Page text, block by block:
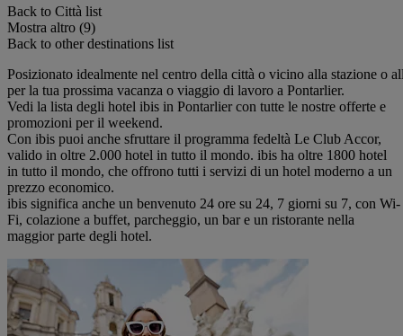
Back to Città list
Mostra altro (9)
Back to other destinations list
Posizionato idealmente nel centro della città o vicino alla stazione o
per la tua prossima vacanza o viaggio di lavoro a Pontarlier.
Vedi la lista degli hotel ibis in Pontarlier con tutte le nostre offerte e
promozioni per il weekend.
Con ibis puoi anche sfruttare il programma fedeltà Le Club Accor,
valido in oltre 2.000 hotel in tutto il mondo. ibis ha oltre 1800 hotel
in tutto il mondo, che offrono tutti i servizi di un hotel moderno a un
prezzo economico.
ibis significa anche un benvenuto 24 ore su 24, 7 giorni su 7, con Wi-
Fi, colazione a buffet, parcheggio, un bar e un ristorante nella
maggior parte degli hotel.